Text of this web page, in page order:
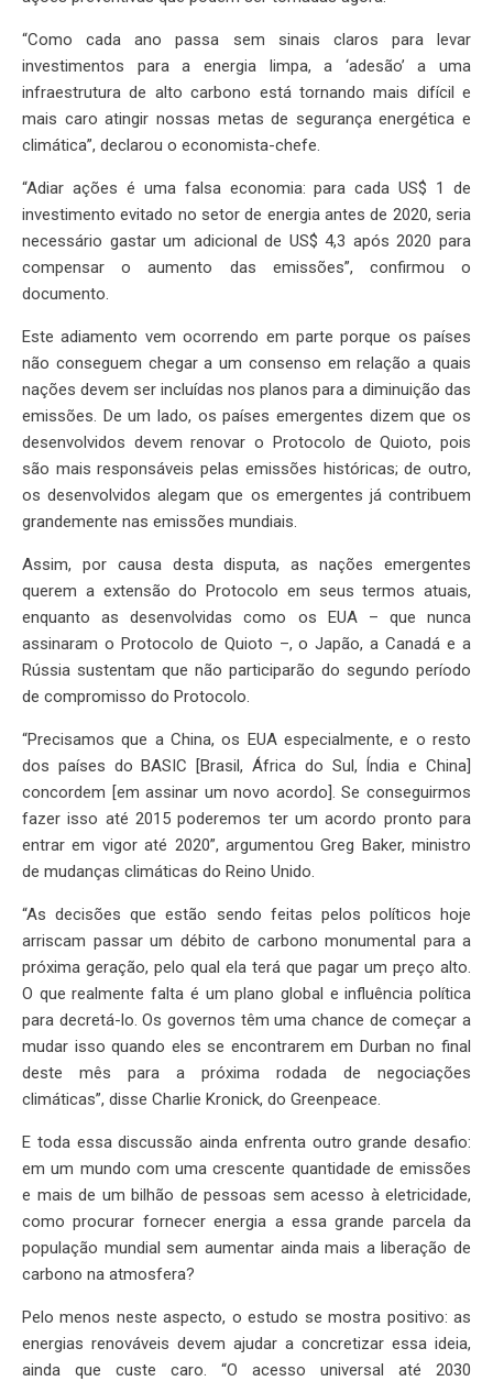
“Como cada ano passa sem sinais claros para levar
investimentos para a energia limpa, a ‘adesão’ a uma
infraestrutura de alto carbono está tornando mais difícil e
mais caro atingir nossas metas de segurança energética e
climática”, declarou o economista-chefe.
“Adiar ações é uma falsa economia: para cada US$ 1 de
investimento evitado no setor de energia antes de 2020, seria
necessário gastar um adicional de US$ 4,3 após 2020 para
compensar o aumento das emissões”, confirmou o
documento.
Este adiamento vem ocorrendo em parte porque os países
não conseguem chegar a um consenso em relação a quais
nações devem ser incluídas nos planos para a diminuição das
emissões. De um lado, os países emergentes dizem que os
desenvolvidos devem renovar o Protocolo de Quioto, pois
são mais responsáveis pelas emissões históricas; de outro,
os desenvolvidos alegam que os emergentes já contribuem
grandemente nas emissões mundiais.
Assim, por causa desta disputa, as nações emergentes
querem a extensão do Protocolo em seus termos atuais,
enquanto as desenvolvidas como os EUA – que nunca
assinaram o Protocolo de Quioto –, o Japão, a Canadá e a
Rússia sustentam que não participarão do segundo período
de compromisso do Protocolo.
“Precisamos que a China, os EUA especialmente, e o resto
dos países do BASIC [Brasil, África do Sul, Índia e China]
concordem [em assinar um novo acordo]. Se conseguirmos
fazer isso até 2015 poderemos ter um acordo pronto para
entrar em vigor até 2020”, argumentou Greg Baker, ministro
de mudanças climáticas do Reino Unido.
“As decisões que estão sendo feitas pelos políticos hoje
arriscam passar um débito de carbono monumental para a
próxima geração, pelo qual ela terá que pagar um preço alto.
O que realmente falta é um plano global e influência política
para decretá-lo. Os governos têm uma chance de começar a
mudar isso quando eles se encontrarem em Durban no final
deste mês para a próxima rodada de negociações
climáticas”, disse Charlie Kronick, do Greenpeace.
E toda essa discussão ainda enfrenta outro grande desafio:
em um mundo com uma crescente quantidade de emissões
e mais de um bilhão de pessoas sem acesso à eletricidade,
como procurar fornecer energia a essa grande parcela da
população mundial sem aumentar ainda mais a liberação de
carbono na atmosfera?
Pelo menos neste aspecto, o estudo se mostra positivo: as
energias renováveis devem ajudar a concretizar essa ideia,
ainda que custe caro. “O acesso universal até 2030